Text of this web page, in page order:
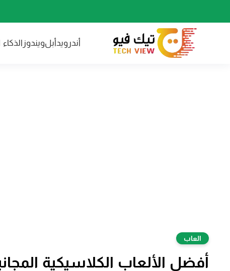
أندرويدأبلويندوز
العاب
أفضل الألعاب الكلاسيكية